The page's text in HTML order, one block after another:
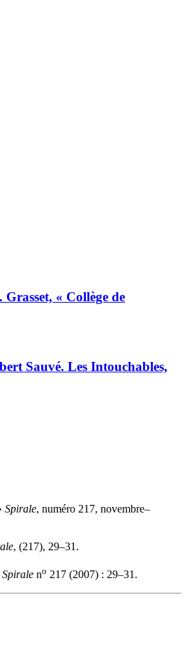
« Collège de
Sauvé. Les Intouchables,
Spirale, numéro 217, novembre–
, (217), 29–31.
Spirale no 217 (2007) : 29–31.